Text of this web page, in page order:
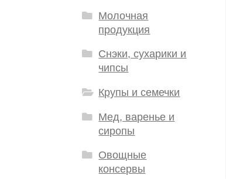
Молочная
продукция
Снэки, сухарики и
чипсы
Крупы и семечки
Мед, варенье и
сиропы
Овощные
консервы